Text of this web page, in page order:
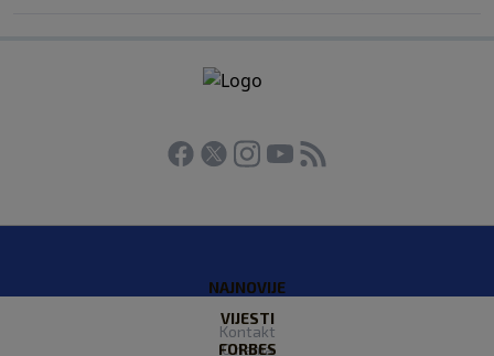
NAJNOVIJE
VIJESTI
FORBES
Kontakt
O nama